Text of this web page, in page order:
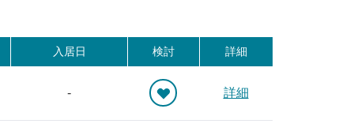
入居日 検討 詳細
- 詳細